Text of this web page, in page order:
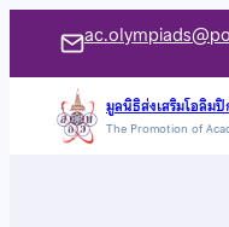
เนื้อหา
มูลนิธิส่งเสริมโอลิม
The Promotion of